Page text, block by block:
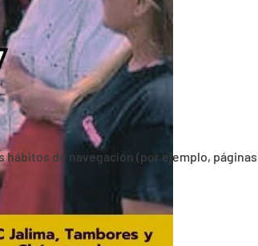
de navegación (por ejemplo, páginas